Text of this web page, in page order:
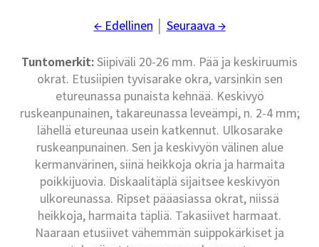
← Edellinen Seuraava →
Tuntomerkit:Siipiväli 20-26 mm. Pää ja keskiruumis
okrat. Etusiipien tyvisarake okra, varsinkin sen
etureunassa punaista kehnää. Keskivyö
ruskeanpunainen, takareunassa leveämpi, n. 2-4 mm;
lähellä etureunaa usein katkennut. Ulkosarake
ruskeanpunainen. Sen ja keskivyön välinen alue
kermanvärinen, siinä heikkoja okria ja harmaita
poikkijuovia. Diskaalitäplä sijaitsee keskivyön
ulkoreunassa. Ripset pääasiassa okrat, niissä
heikkoja, harmaita täpliä. Takasiivet harmaat.
Naaraan etusiivet vähemmän suippokärkiset ja